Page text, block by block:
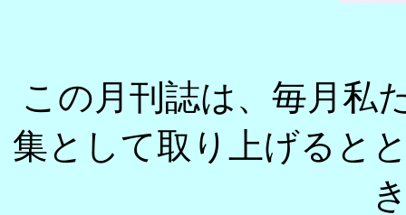
この月刊誌は、毎月私
集として取り上げると